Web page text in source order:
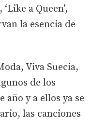
a Queen’,
la esencia de
Viva Suecia,
de los
y a ellos ya se
las canciones